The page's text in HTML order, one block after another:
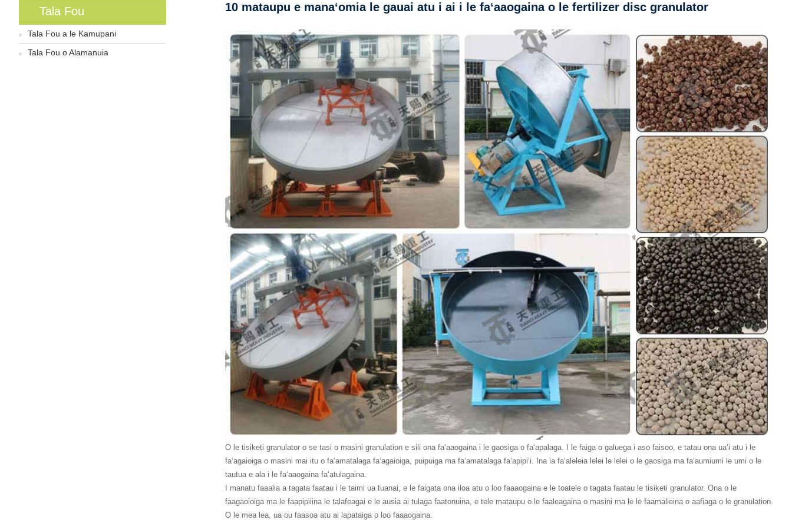
Tala Fou
Tala Fou a le Kamupani
Tala Fou o Alamanuia
10 mataupu e manaʻomia le gauai atu i ai i le faʻaaogaina o le fertilizer disc granulator
O le tisiketi granulator o se tasi o masini granulation e sili ona faʻaaogaina i le gaosiga o faʻapalaga. I le faiga o galuega i aso faisoo, e tatau ona uaʻi atu i le
faʻagaioiga o masini mai itu o faʻamatalaga faʻagaioiga, puipuiga ma faʻamatalaga faʻapipiʻi. Ina ia faʻaleleia lelei le lelei o le gaosiga ma faʻaumiumi le umi o le
tautua e ala i le faʻaaogaina faʻatulagaina.
I manatu faaalia a tagata faatau i le taimi ua tuanai, e le faigata ona iloa atu o loo faaaogaina e le toatele o tagata faatau le tisiketi granulator. Ona o le
faagaoioiga ma le faapipiiina le talafeagai e le ausia ai tulaga faatonuina, e tele mataupu o le faaleagaina o masini ma le le faamalieina o aafiaga o le granulation.
O le mea lea, ua ou faasoa atu ai lapataiga o loo faaaogaina.